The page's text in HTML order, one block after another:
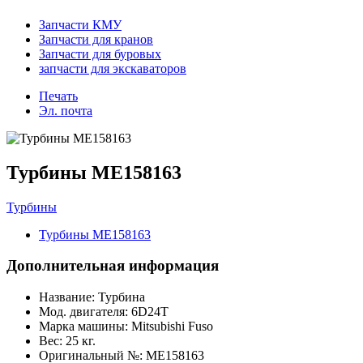
Запчасти КМУ
Запчасти для кранов
Запчасти для буровых
запчасти для экскаваторов
Печать
Эл. почта
Турбины ME158163
Турбины
Турбины ME158163
Дополнительная информация
Название: Турбина
Мод. двигателя: 6D24T
Марка машины: Mitsubishi Fuso
Вес: 25 кг.
Оригинальный №: ME158163